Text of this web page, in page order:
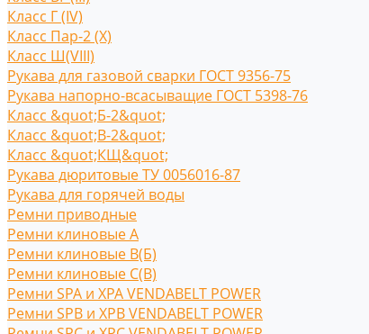
Класс Г (IV)
Класс Пар-2 (X)
Класс Ш(VIII)
Рукава для газовой сварки ГОСТ 9356-75
Рукава напорно-всасыващие ГОСТ 5398-76
Класс &quot;Б-2&quot;
Класс &quot;В-2&quot;
Класс &quot;КЩ&quot;
Рукава дюритовые ТУ 0056016-87
Рукава для горячей воды
Ремни приводные
Ремни клиновые A
Ремни клиновые В(Б)
Ремни клиновые С(B)
Ремни SPA и XPA VENDABELT POWER
Ремни SPB и XPB VENDABELT POWER